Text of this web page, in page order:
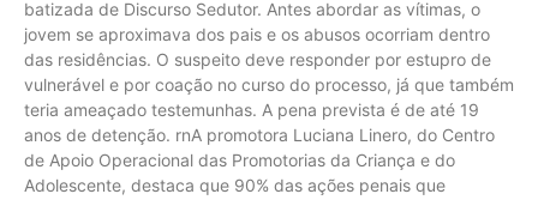
batizada de Discurso Sedutor. Antes abordar as vítimas, o
jovem se aproximava dos pais e os abusos ocorriam dentro
das residências. O suspeito deve responder por estupro de
vulnerável e por coação no curso do processo, já que também
teria ameaçado testemunhas. A pena prevista é de até 19
anos de detenção. rnA promotora Luciana Linero, do Centro
de Apoio Operacional das Promotorias da Criança e do
Adolescente, destaca que 90% das ações penais que